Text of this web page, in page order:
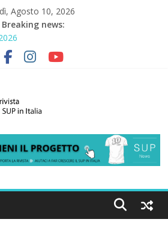
Agosto 10, 2026
Breaking news:
gara per Reggio Calabria
sul lungomare di Gallico torna la festa
di soccorso con la giornata della
solidale per lo IOR